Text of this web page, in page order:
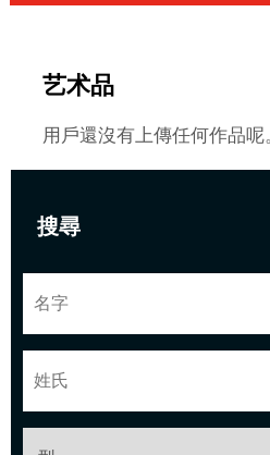
搜尋
艺术品
用戶還沒有上傳任何作品呢。